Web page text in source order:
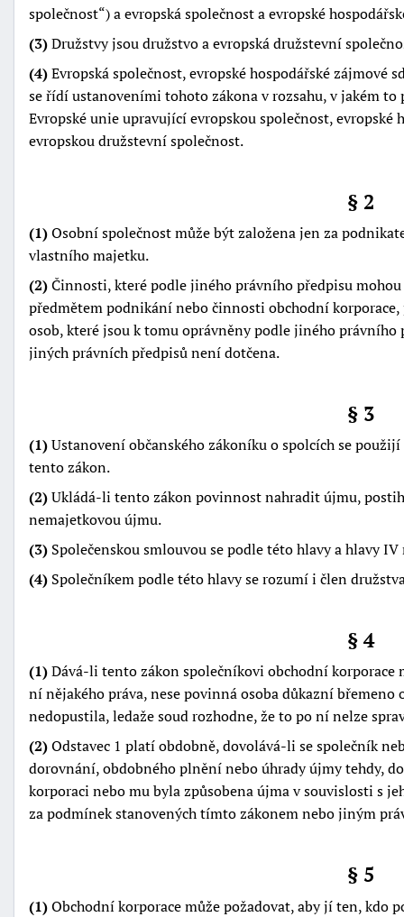
společnost ) a evropská společnost a evropské
(3)Družstvy jsou družstvo a evropská družstevní
(4)Evropská společnost, evropské hospodářské zájmové
se řídí ustanoveními tohoto zákona v rozsahu, v jakém
Evropské unie upravující evropskou společnost, evropské
evropskou družstevní společnost.
§ 2
(1)Osobní společnost může být založena jen za
vlastního majetku.
(2)Činnosti, které podle jiného právního předpisu
předmětem podnikání nebo činnosti obchodní
osob, které jsou k tomu oprávněny podle jiného právního
jiných právních předpisů není dotčena.
§ 3
(1)Ustanovení občanského zákoníku o spolcích se
tento zákon.
(2)Ukládá-li tento zákon povinnost nahradit újmu,
nemajetkovou újmu.
(3) Společenskou smlouvou se podle této hlavy a hlavy
(4) Společníkem podle této hlavy se rozumí i člen
§ 4
(1)Dává-li tento zákon společníkovi obchodní korporace
ní nějakého práva, nese povinná osoba důkazní
nedopustila, ledaže soud rozhodne, že to po ní nelze
(2)Odstavec 1 platí obdobně, dovolává-li se společník
dorovnání, obdobného plnění nebo úhrady újmy tehdy,
korporaci nebo mu byla způsobena újma v souvislosti s
za podmínek stanovených tímto zákonem nebo jiným
§ 5
(1)Obchodní korporace může požadovat, aby jí ten, kdo
+náhrady
"náhradě
škod"